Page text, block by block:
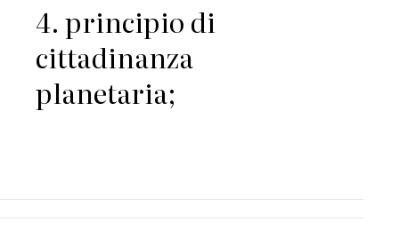
4. principio di
cittadinanza
planetaria;